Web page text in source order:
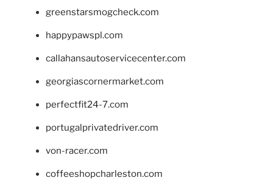
greenstarsmogcheck.com
happypawspl.com
callahansautoservicecenter.com
georgiascornermarket.com
perfectfit24-7.com
portugalprivatedriver.com
von-racer.com
coffeeshopcharleston.com